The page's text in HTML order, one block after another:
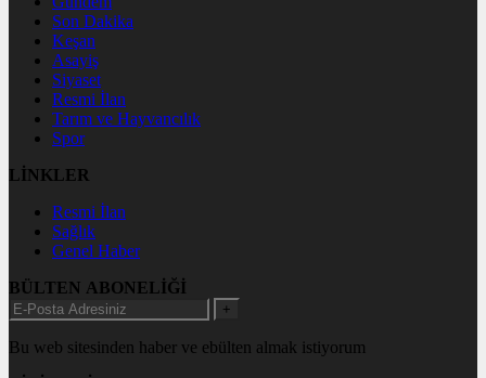
Son Dakika
Keşan
Asayiş
Siyaset
Resmi İlan
Tarım ve Hayvancılık
Spor
LİNKLER
Resmi İlan
Sağlık
Genel Haber
BÜLTEN ABONELİĞİ
+
Bu web sitesinden haber ve ebülten almak istiyorum